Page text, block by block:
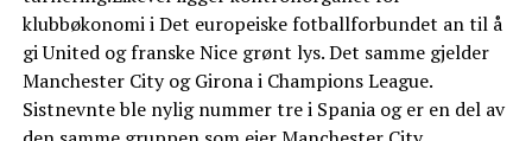
klubbøkonomi i Det europeiske fotballforbundet an til å
gi United og franske Nice grønt lys. Det samme gjelder
Manchester City og Girona i Champions League.
Sistnevnte ble nylig nummer tre i Spania og er en del av